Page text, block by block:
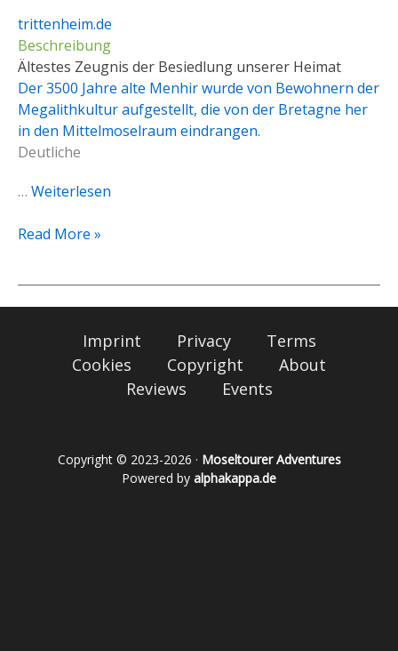
trittenheim.de
Beschreibung
Ältestes Zeugnis der Besiedlung unserer Heimat
Der 3500 Jahre alte Menhir wurde von Bewohnern der
Megalithkultur aufgestellt, die von der Bretagne her
in den Mittelmoselraum eindrangen.
Deutliche
… Weiterlesen
Read More »
Imprint Privacy
Terms
Cookies
Copyright
About
Reviews
Events
Copyright © 2023-2026 · Moseltourer Adventures
Powered by alphakappa.de